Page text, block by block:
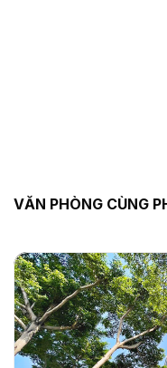
VĂN PHÒNG CÙNG